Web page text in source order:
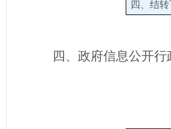
四、结
四、政府信息公开